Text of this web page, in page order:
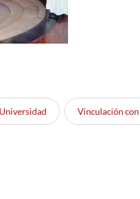
Universidad Vinculación